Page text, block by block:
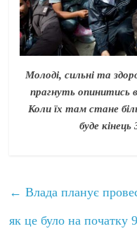
Молоді, сильні та
прагнуть опинитись
Коли їх там стане
буде кінець
← Влада планує
як це було на початку